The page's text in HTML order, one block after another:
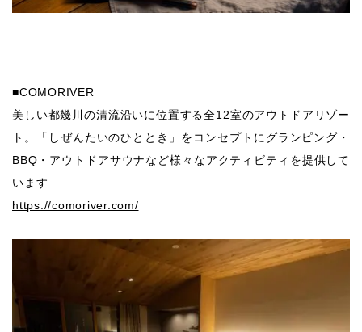
■COMORIVER
美しい都幾川の清流沿いに位置する全12室のアウトドアリゾー
ト。「しぜんたいのひととき」をコンセプトにグランピング・
BBQ・アウトドアサウナなど様々なアクティビティを提供して
います
https://comoriver.com/